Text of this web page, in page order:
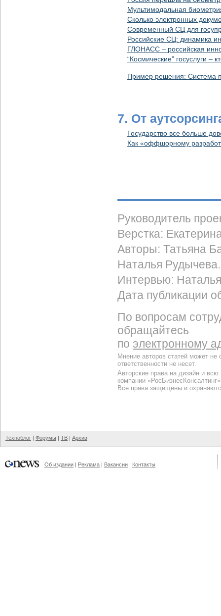
Мультимодальная
Сколько электронных
Современный СЦ для
Российские СЦ: динамика
ГЛОНАСС – российская
“Космические” госуслуги –
Пример решения: Система
7. От
Государство все больше
Как «оффшорному
Руководитель
Верстка:
Авторы: Татьяна
Наталья
Интервью:
Дата публикации
По вопросам
обращайтесь
по электронному
Мнение авторов статей может
ответственности не несет.
Авторские права на дизайн и
компании
Все права защищены и
Техноблог | Форумы | ТВ | Архив
Об издании | Реклама | Вакансии | Контакты